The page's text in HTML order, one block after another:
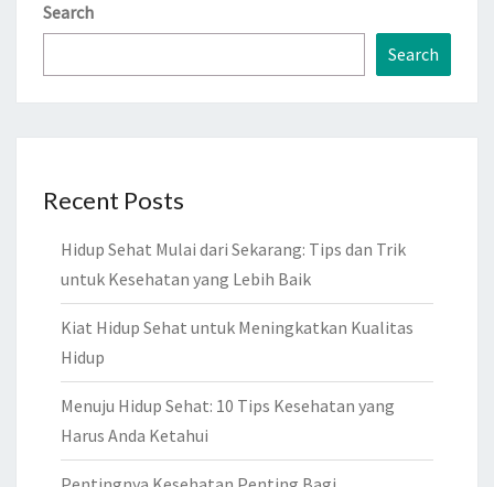
Search
Search
Recent Posts
Hidup Sehat Mulai dari Sekarang: Tips dan Trik
untuk Kesehatan yang Lebih Baik
Kiat Hidup Sehat untuk Meningkatkan Kualitas
Hidup
Menuju Hidup Sehat: 10 Tips Kesehatan yang
Harus Anda Ketahui